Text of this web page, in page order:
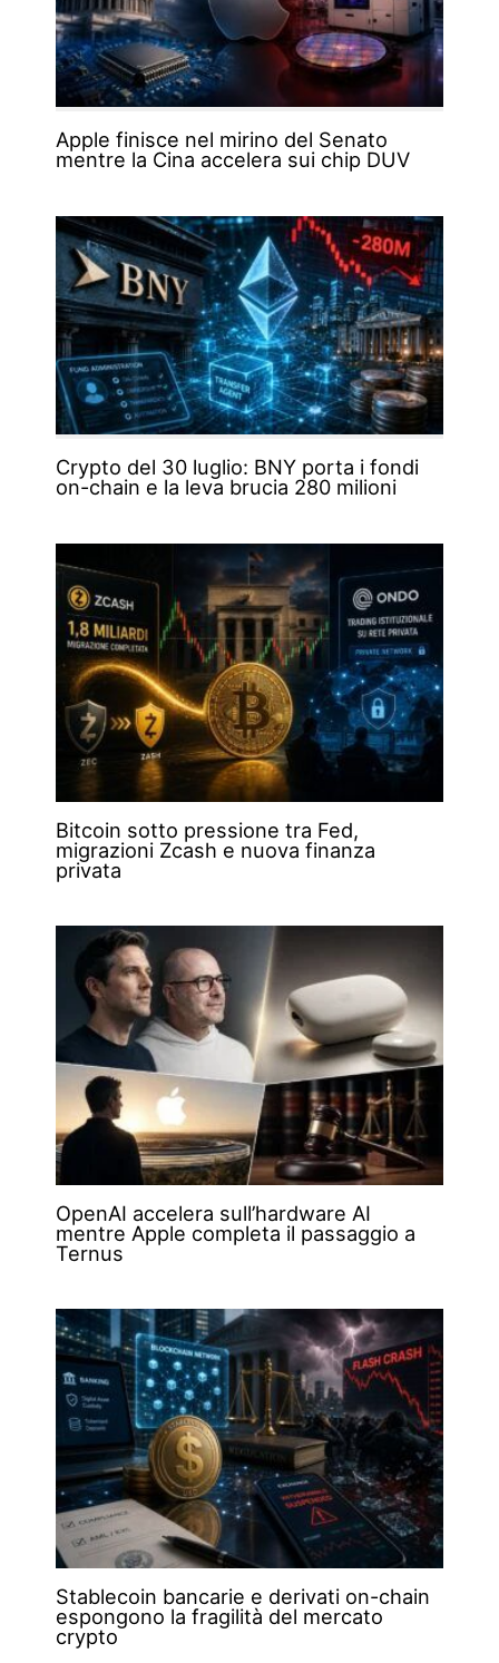
Apple finisce nel mirino del Senato
mentre la Cina accelera sui chip DUV
Crypto del 30 luglio: BNY porta i fondi
on-chain e la leva brucia 280 milioni
Bitcoin sotto pressione tra Fed,
migrazioni Zcash e nuova finanza
privata
OpenAI accelera sull’hardware AI
mentre Apple completa il passaggio a
Ternus
Stablecoin bancarie e derivati on-chain
espongono la fragilità del mercato
crypto